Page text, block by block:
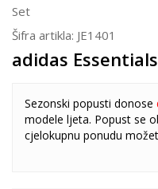
Set
Šifra artikla: JE1401
adidas Essentials
Sezonski popusti donose
modele ljeta. Popust se
cjelokupnu ponudu